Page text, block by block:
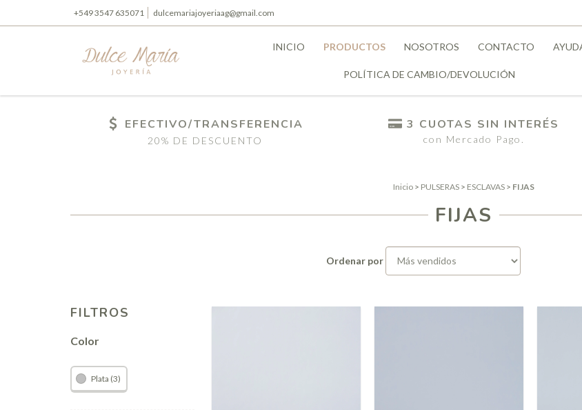
+549 3547 635071 dulcemariajoyeriaag@gmail.com
INICIO PRODUCTOS NOSOTROS CONTACTO
POLÍTICA DE CAMBIO/DEVOLUCIÓN
EFECTIVO/TRANSFERENCIA
20% DE DESCUENTO
3 CUOTAS SIN INTERÉS
con Mercado Pago.
Inicio > PULSERAS > ESCLAVAS > FIJAS
FIJAS
Ordenar por
FILTROS
Color
Plata (3)